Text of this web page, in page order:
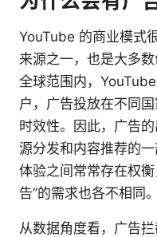
YouTube 的商业模式
来源之一，也是大多
全球范围内，
户，广告投放在不同
时效性。因此，广告
源分发和内容推荐的
体验之间常常存在权
告”的需求也各不相同。
从数据角度看，广告